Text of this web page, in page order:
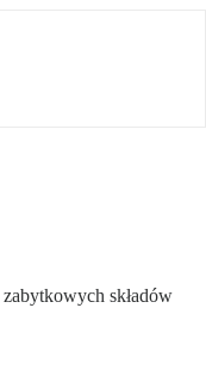
składów